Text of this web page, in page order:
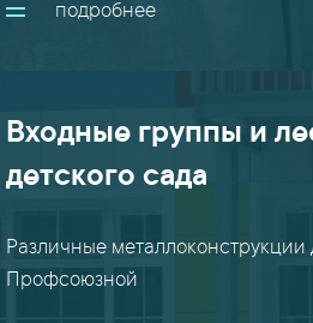
здания
(8)
(8)
подробнее
Входные группы и
детского сада
Различные металлоконструкции
Профсоюзной